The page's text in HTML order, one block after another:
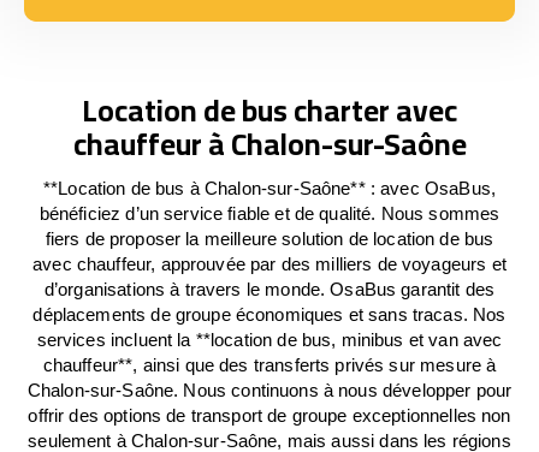
Location de bus charter avec
chauffeur à Chalon-sur-Saône
**Location de bus à Chalon-sur-Saône** : avec OsaBus,
bénéficiez d’un service fiable et de qualité. Nous sommes
fiers de proposer la meilleure solution de location de bus
avec chauffeur, approuvée par des milliers de voyageurs et
d’organisations à travers le monde. OsaBus garantit des
déplacements de groupe économiques et sans tracas. Nos
services incluent la **location de bus, minibus et van avec
chauffeur**, ainsi que des transferts privés sur mesure à
Chalon-sur-Saône. Nous continuons à nous développer pour
offrir des options de transport de groupe exceptionnelles non
seulement à Chalon-sur-Saône, mais aussi dans les régions